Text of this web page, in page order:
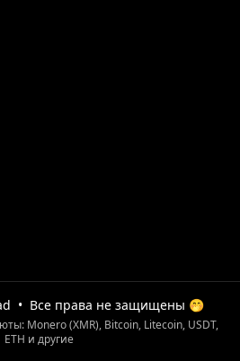
• Все права не защищены 🤭
Monero (XMR), Bitcoin, Litecoin, USDT,
ETH и другие